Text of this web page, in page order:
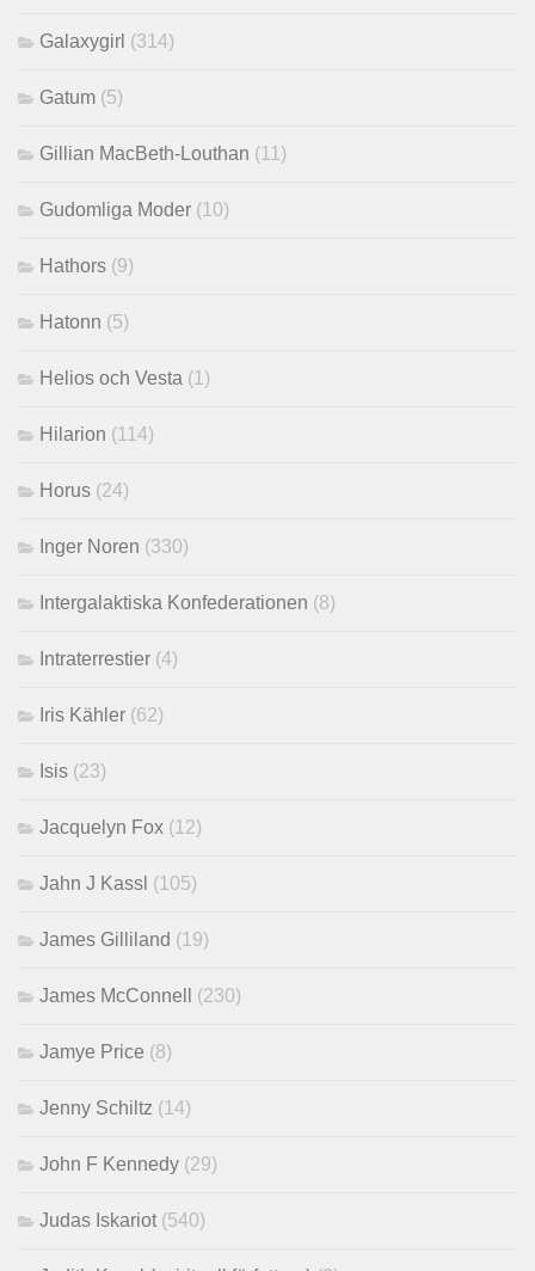
Galaxygirl (314)
Gatum (5)
Gillian MacBeth-Louthan (11)
Gudomliga Moder (10)
Hathors (9)
Hatonn (5)
Helios och Vesta (1)
Hilarion (114)
Horus (24)
Inger Noren (330)
Intergalaktiska Konfederationen (8)
Intraterrestier (4)
Iris Kähler (62)
Isis (23)
Jacquelyn Fox (12)
Jahn J Kassl (105)
James Gilliland (19)
James McConnell (230)
Jamye Price (8)
Jenny Schiltz (14)
John F Kennedy (29)
Judas Iskariot (540)